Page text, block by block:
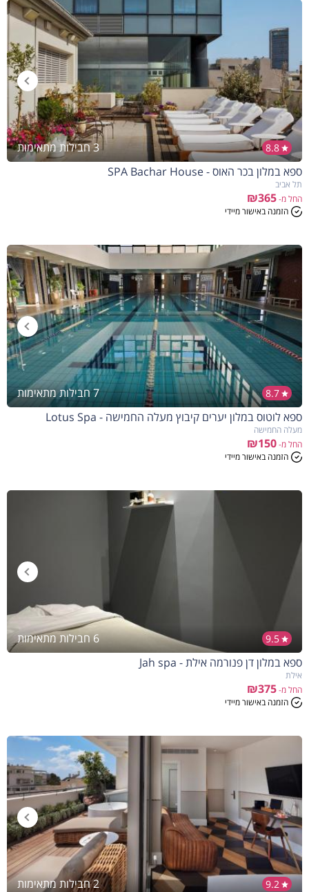
8.8
3 חבילות מתאימות
ספא במלון בכר האוס - SPA Bachar House
תל אביב
החל מ-₪365
הזמנה באישור מיידי
8.7
7 חבילות מתאימות
ספא לוטוס במלון יערים קיבוץ מעלה החמישה - Lotus Spa
מעלה החמישה
החל מ-₪150
הזמנה באישור מיידי
9.5
6 חבילות מתאימות
ספא במלון דן פנורמה אילת - Jah spa
אילת
החל מ-₪375
הזמנה באישור מיידי
9.2
2 חבילות מתאימות